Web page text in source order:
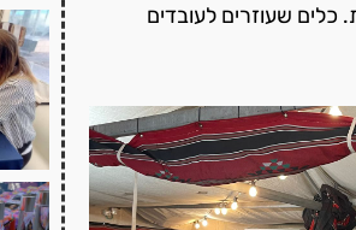
כלים שעוזרים לעובדים